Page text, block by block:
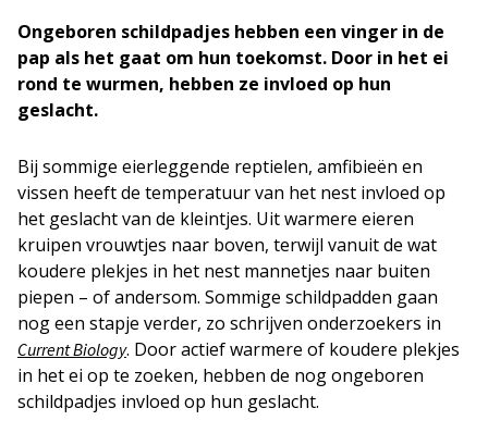
Ongeboren schildpadjes hebben een vinger in de
pap als het gaat om hun toekomst. Door in het ei
rond te wurmen, hebben ze invloed op hun
geslacht.
Bij sommige eierleggende reptielen, amfibieën en
vissen heeft de temperatuur van het nest invloed op
het geslacht van de kleintjes. Uit warmere eieren
kruipen vrouwtjes naar boven, terwijl vanuit de wat
koudere plekjes in het nest mannetjes naar buiten
piepen – of andersom. Sommige schildpadden gaan
nog een stapje verder, zo schrijven onderzoekers in
Current Biology. Door actief warmere of koudere plekjes
in het ei op te zoeken, hebben de nog ongeboren
schildpadjes invloed op hun geslacht.